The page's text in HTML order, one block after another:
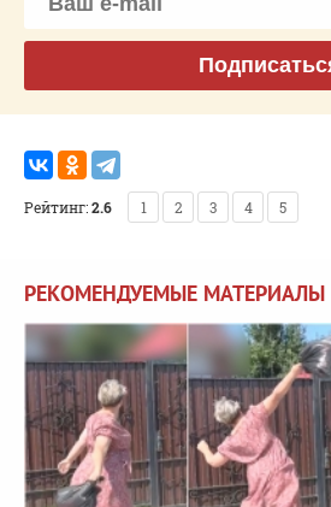
Рейтинг:2.6 1 2 3 4 5
РЕКОМЕНДУЕМЫЕ МАТЕРИАЛЫ